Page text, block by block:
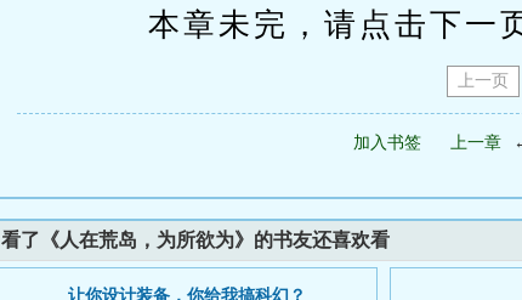
本章未完，请点击下一页
上一页
加入书签 上一章
看了《人在荒岛，为所欲为》的书友还喜欢看
让你设计装备，你给我搞科幻？